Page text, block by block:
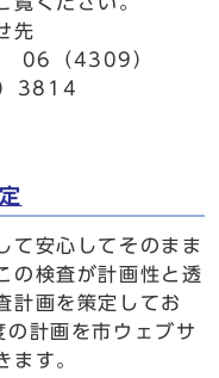
先
06（4309）
3814
て安心してそのまま
の検査が計画性と透
計画を策定してお
計画を市ウェブサ
ます。